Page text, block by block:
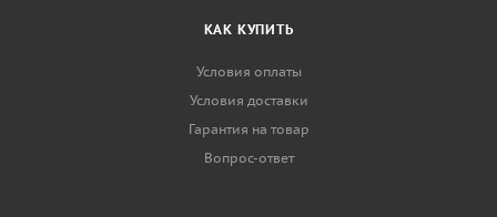
КАК КУПИТЬ
Условия оплаты
Условия доставки
Гарантия на товар
Вопрос-ответ